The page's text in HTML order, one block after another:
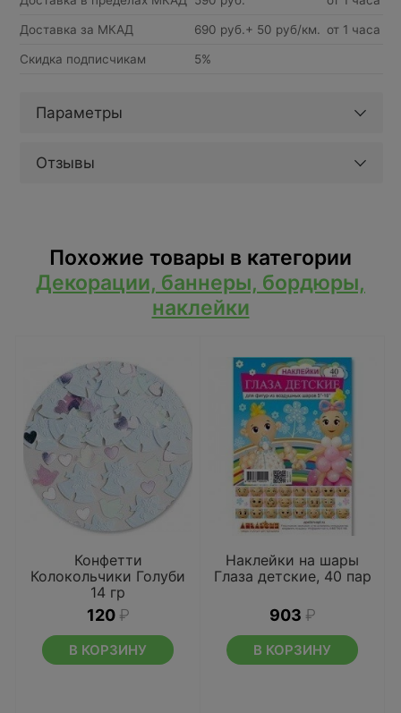
Доставка за МКАД 690 руб.+ 50 руб/км. от 1 часа
Скидка подписчикам 5%
Параметры
Отзывы
Похожие товары в категории
Декорации, баннеры, бордюры,
наклейки
Конфетти
Колокольчики Голуби
14 гр
120 ₽
В КОРЗИНУ
Наклейки на шары
Глаза детские, 40 пар
903 ₽
В КОРЗИНУ